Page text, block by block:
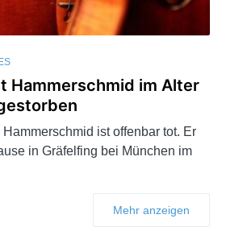
Hammerschmid im Alter
ist offenbar tot. Er
in Gräfelfing bei München im
Mehr anzeigen